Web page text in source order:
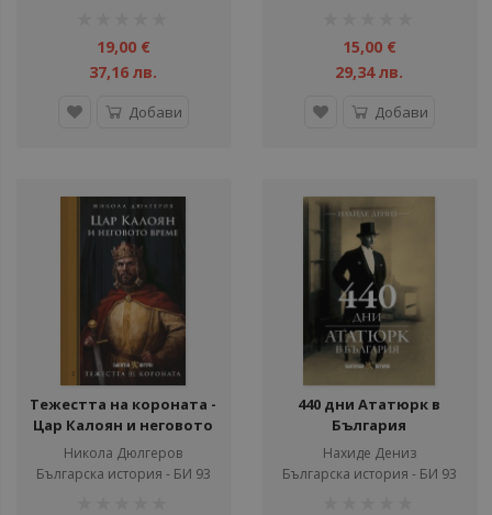
19,00 €
37,16 лв.
Добави
15,00 €
29,34 лв.
Добави
Тежестта на короната -
Цар Калоян и неговото
време
Никола Дюлгеров
Българска история - БИ 93
440 дни Ататюрк в
България
Нахиде Дениз
Българска история - БИ 93